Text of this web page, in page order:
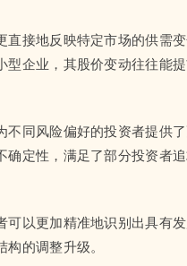
接地反映特定市场的供需
企业，其股价变动往往能
同风险偏好的投资者提供
定性，满足了部分投资者追
以更加精准地识别出具有
的调整升级。